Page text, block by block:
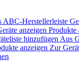
ABC-Herstellerleiste
anzeigen Produkte
hinzufügen Aus
anzeigen Zur